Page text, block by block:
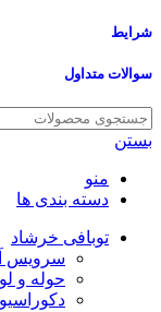
شرایط
سوالات متداول
بستن
منو
دسته بندی ها
توبافی خرشاد
سرویس
حوله و